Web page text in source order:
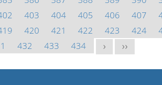
403 404 405 406 407
420 421 422 423 424
432 433 434 > >>